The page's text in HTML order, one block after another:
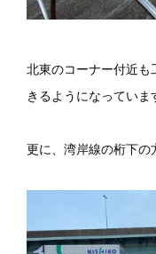
北東のコーナー付近も
きるようになっていま
更に、湾岸線の桁下の